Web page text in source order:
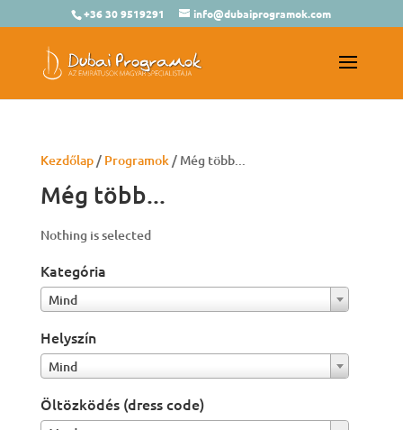
+36 30 9519291 info@dubaiprogramok.com
Kezdőlap/ Programok/ Még több...
Még több...
Nothing is selected
Kategória
Mind
Helyszín
Mind
Öltözködés (dress code)